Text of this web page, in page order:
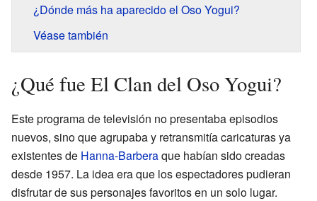
¿Dónde más ha aparecido el Oso Yogui?
Véase también
¿Qué fue El Clan del Oso Yogui?
Este programa de televisión no presentaba episodios
nuevos, sino que agrupaba y retransmitía caricaturas ya
existentes de Hanna-Barberaque habían sido creadas
desde 1957. La idea era que los espectadores pudieran
disfrutar de sus personajes favoritos en un solo lugar.